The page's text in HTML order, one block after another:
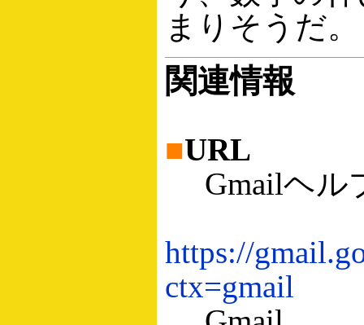
まりそうだ。
関連情報
■URL
Gmailヘル
https://
ctx=gmail